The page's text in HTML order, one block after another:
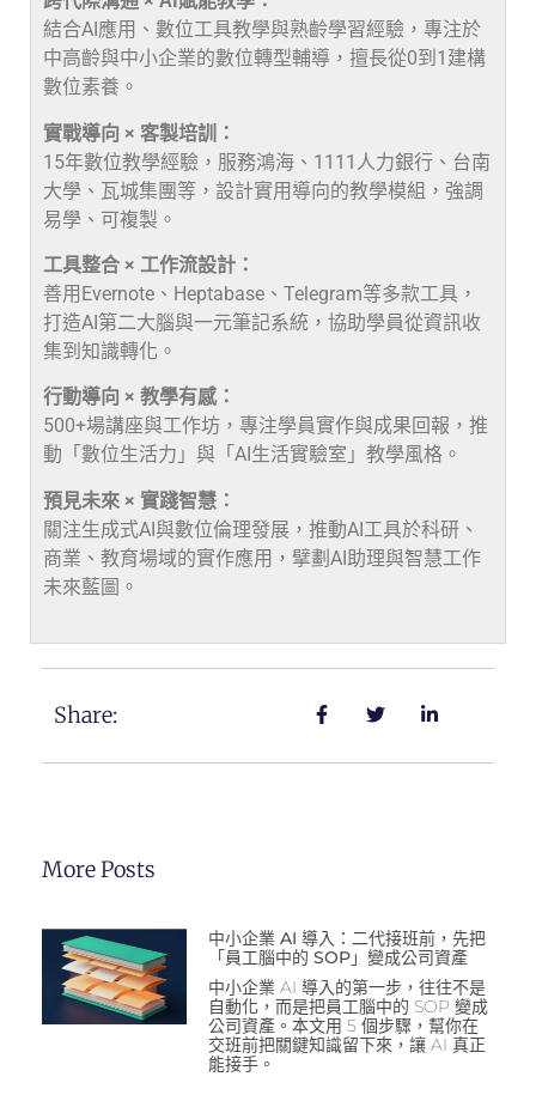
結合AI應用、數位工具教學與熟齡學習經驗，專注於
中高齡與中小企業的數位轉型輔導，擅長從0到1建構
數位素養。
實戰導向 × 客製培訓：
15年數位教學經驗，服務鴻海、1111人力銀行、台南
大學、瓦城集團等，設計實用導向的教學模組，強調
易學、可複製。
工具整合 × 工作流設計：
善用Evernote、Heptabase、Telegram等多款工具，
打造AI第二大腦與一元筆記系統，協助學員從資訊收
集到知識轉化。
行動導向 × 教學有感：
500+場講座與工作坊，專注學員實作與成果回報，推
動「數位生活力」與「AI生活實驗室」教學風格。
預見未來 × 實踐智慧：
關注生成式AI與數位倫理發展，推動AI工具於科研、
商業、教育場域的實作應用，擘劃AI助理與智慧工作
未來藍圖。
Share:
More Posts
中小企業 AI 導入：二代接班前，先把
「員工腦中的 SOP」變成公司資產
中小企業 AI 導入的第一步，往往不是
自動化，而是把員工腦中的 SOP 變成
公司資產。本文用 5 個步驟，幫你在
交班前把關鍵知識留下來，讓 AI 真正
能接手。